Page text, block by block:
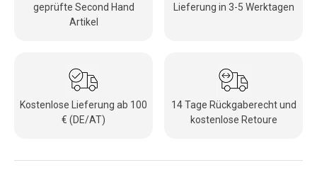
geprüfte Second Hand
Artikel
Lieferung in 3-5 Werktagen
Kostenlose Lieferung ab 100
€ (DE/AT)
14 Tage Rückgaberecht und
kostenlose Retoure